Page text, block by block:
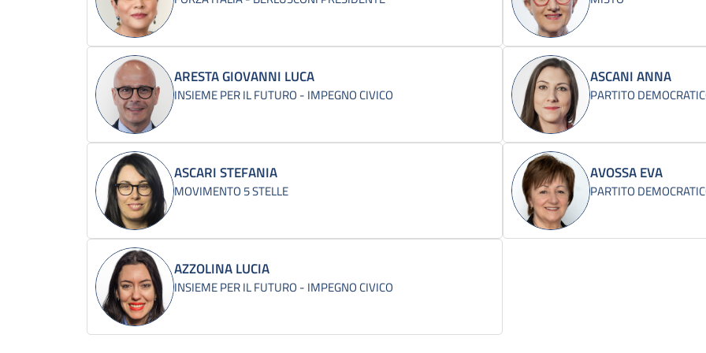
ARESTA GIOVANNI LUCA
INSIEME PER IL FUTURO - IMPEGNO CIVICO
ASCANI ANNA
PARTITO
ASCARI STEFANIA
MOVIMENTO 5 STELLE
AVOSSA EVA
PARTITO
AZZOLINA LUCIA
INSIEME PER IL FUTURO - IMPEGNO CIVICO